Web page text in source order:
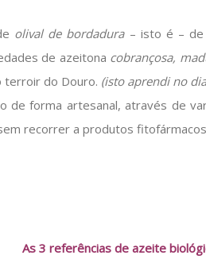
olival de bordadura– isto é – de
de azeitona cobrançosa,
terroir do Douro. (isto aprendi no
de forma artesanal, através de
recorrer a produtos
As 3 referências de azeite